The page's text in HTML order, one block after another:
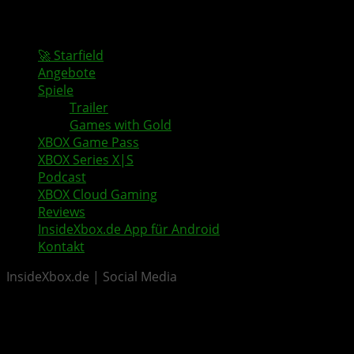
🚀 Starfield
Angebote
Spiele
Trailer
Games with Gold
XBOX Game Pass
XBOX Series X|S
Podcast
XBOX Cloud Gaming
Reviews
InsideXbox.de App für Android
Kontakt
InsideXbox.de | Social Media